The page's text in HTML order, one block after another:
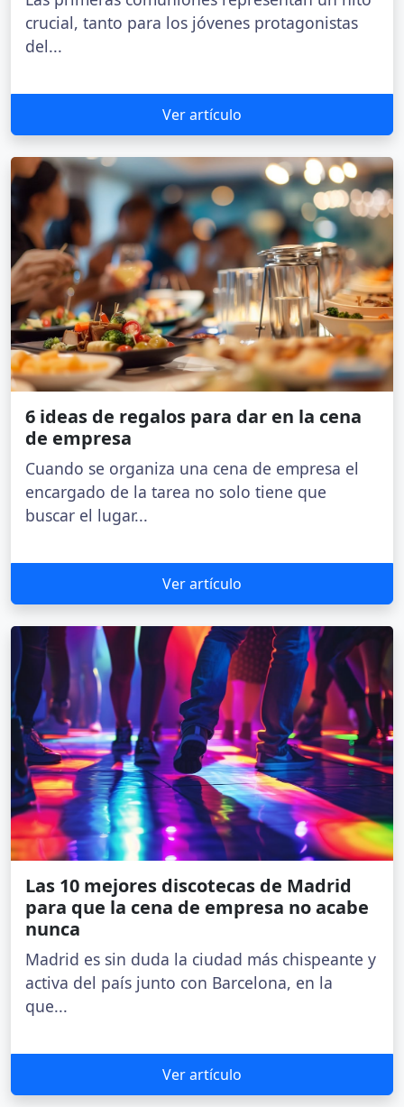
crucial, tanto para los jóvenes protagonistas
del...
Ver artículo
6 ideas de regalos para dar en la cena
de empresa
Cuando se organiza una cena de empresa el
encargado de la tarea no solo tiene que
buscar el lugar...
Ver artículo
Las 10 mejores discotecas de Madrid
para que la cena de empresa no acabe
nunca
Madrid es sin duda la ciudad más chispeante y
activa del país junto con Barcelona, en la
que...
Ver artículo